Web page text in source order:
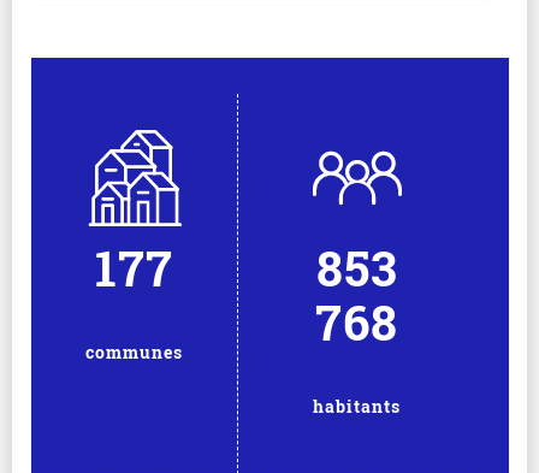
177
communes
853
768
habitants